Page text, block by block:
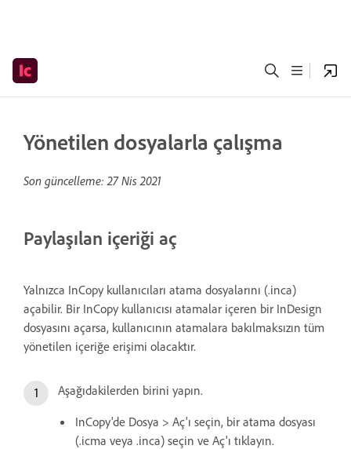
Yönetilen dosyalarla çalışma
Son güncelleme:27 Nis 2021
Paylaşılan içeriği aç
Yalnızca InCopy kullanıcıları atama dosyalarını (.inca)
açabilir. Bir InCopy kullanıcısı atamalar içeren bir InDesign
dosyasını açarsa, kullanıcının atamalara bakılmaksızın tüm
yönetilen içeriğe erişimi olacaktır.
Aşağıdakilerden birini yapın.
InCopy'de Dosya > Aç'ı seçin, bir atama dosyası
(.icma veya .inca) seçin ve Aç'ı tıklayın.